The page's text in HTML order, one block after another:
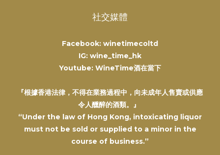
社交媒體
Facebook: winetimecoltd
IG: wine_time_hk
Youtube: WineTime酒在當下
『根據香港法律，不得在業務過程中，向未成年人售賣或供應
令人醺醉的酒類。』
“Under the law of Hong Kong, intoxicating liquor
must not be sold or supplied to a minor in the
course of business.”